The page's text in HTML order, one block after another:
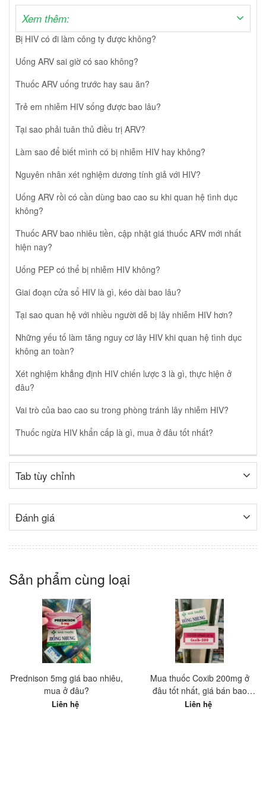
Xem thêm:
Bị HIV có đi làm công ty được không?
Uống ARV sai giờ có sao không?
Thuốc ARV uống trước hay sau ăn?
Trẻ em nhiễm HIV sống được bao lâu?
Tại sao phải tuân thủ điều trị ARV?
Làm sao để biết mình có bị nhiễm HIV hay không?
Nguyên nhân xét nghiệm dương tính giả với HIV?
Uống ARV rồi có cần dùng bao cao su khi quan hệ tình dục
không?
Thuốc ARV bao nhiêu tiền, cập nhật giá thuốc ARV mới nhất
hiện nay?
Uống PEP có thể bị nhiễm HIV không?
Giai đoạn cửa sổ HIV là gì, kéo dài bao lâu?
Tại sao quan hệ với nhiều người dễ bị lây nhiễm HIV hơn?
Những yếu tố làm tăng nguy cơ lây HIV khi quan hệ tình dục
không an toàn?
Xét nghiệm khẳng định HIV chiến lược 3 là gì, thực hiện ở
đâu?
Vai trò của bao cao su trong phòng tránh lây nhiễm HIV?
Thuốc ngừa HIV khẩn cấp là gì, mua ở đâu tốt nhất?
Tab tùy chỉnh
Đánh giá
Sản phẩm cùng loại
Prednison 5mg giá bao nhiêu,
mua ở đâu?
Liên hệ
Mua thuốc Coxib 200mg ở
đâu tốt nhất, giá bán bao
nhiêu?
Liên hệ